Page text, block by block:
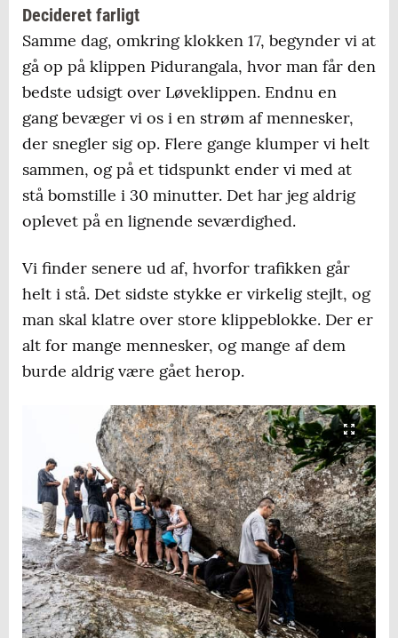
Decideret farligt
Samme dag, omkring klokken 17, begynder vi at
gå op på klippen Pidurangala, hvor man får den
bedste udsigt over Løveklippen. Endnu en
gang bevæger vi os i en strøm af mennesker,
der snegler sig op. Flere gange klumper vi helt
sammen, og på et tidspunkt ender vi med at
stå bomstille i 30 minutter. Det har jeg aldrig
oplevet på en lignende seværdighed.
Vi finder senere ud af, hvorfor trafikken går
helt i stå. Det sidste stykke er virkelig stejlt, og
man skal klatre over store klippeblokke. Der er
alt for mange mennesker, og mange af dem
burde aldrig være gået herop.